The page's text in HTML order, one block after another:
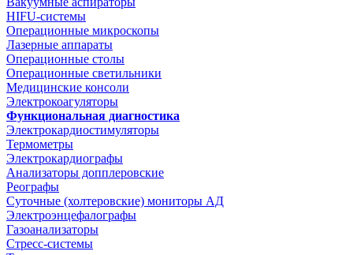
HIFU-системы
Операционные микроскопы
Лазерные аппараты
Операционные столы
Операционные светильники
Медицинские консоли
Электрокоагуляторы
Функциональная диагностика
Электрокардиостимуляторы
Термометры
Электрокардиографы
Анализаторы допплеровские
Реографы
Суточные (холтеровские) мониторы АД
Электроэнцефалографы
Газоанализаторы
Стресс-системы